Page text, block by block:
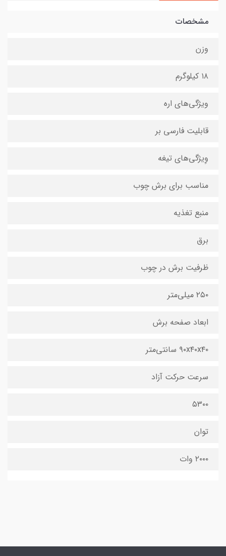
مشخصات
وزن
۱۸ کیلوگرم
ویژگی‌های اره
قابلیت فارسی بر
وِیژگی‌های تیغه
مناسب برای برش چوب
منبع تغذیه
برق
ظرفیت برش در چوب
۲۵۰ میلی‌متر
ابعاد صفحه برش
۹۰x۴۰x۴۰ سانتی‌متر
سرعت حرکت آزاد
۵۳۰۰
توان
۲۰۰۰ وات